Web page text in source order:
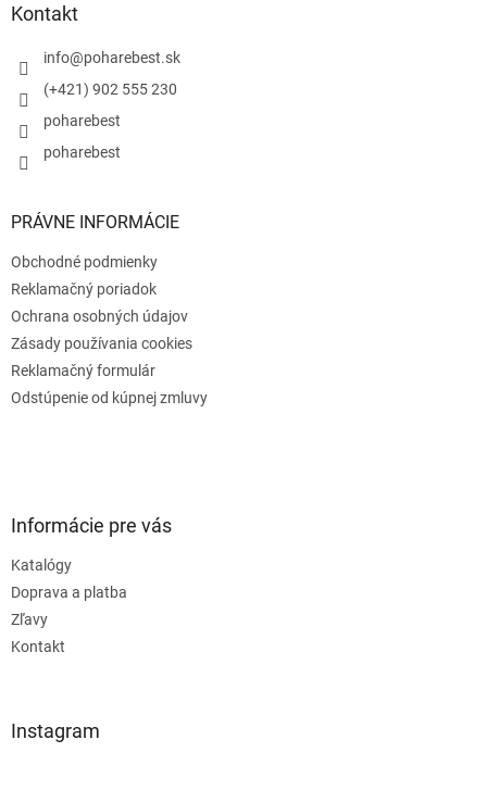
Kontakt
info@poharebest.sk
(+421) 902 555 230
poharebest
poharebest
PRÁVNE INFORMÁCIE
Obchodné podmienky
Reklamačný poriadok
Ochrana osobných údajov
Zásady používania cookies
Reklamačný formulár
Odstúpenie od kúpnej zmluvy
Informácie pre vás
Katalógy
Doprava a platba
Zľavy
Kontakt
Instagram